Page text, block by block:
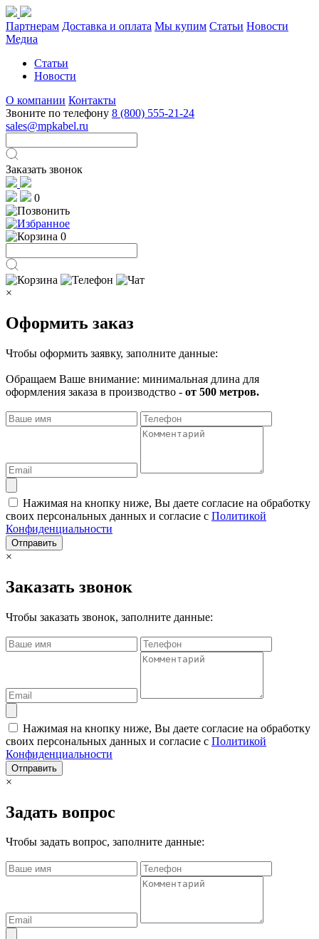
Партнерам Доставка и оплата Мы купим Статьи Новости
Медиа
Статьи
Новости
О компании Контакты
Звоните по телефону 8 (800) 555-21-24
sales@mpkabel.ru
Заказать звонок
0
0
×
Оформить заказ
Чтобы оформить заявку, заполните данные:
Обращаем Ваше внимание: минимальная длина для
оформления заказа в производство - от 500 метров.
Нажимая на кнопку ниже, Вы даете согласие на обработку
своих персональных данных и согласие с Политикой
Конфиденциальности
Отправить
×
Заказать звонок
Чтобы заказать звонок, заполните данные:
Нажимая на кнопку ниже, Вы даете согласие на обработку
своих персональных данных и согласие с Политикой
Конфиденциальности
Отправить
×
Задать вопрос
Чтобы задать вопрос, заполните данные: